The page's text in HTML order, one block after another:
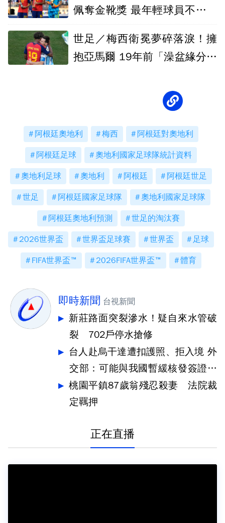
佩奪金靴獎 最年輕球員不是亞
世足／梅西衛冕夢碎落淚！擁
抱亞馬爾 19年前「澡盆緣分」
阿根廷奧地利 梅西 阿根廷對奧地利
阿根廷足球 奧地利國家足球隊統計資料
奧地利足球 奧地利 阿根廷 阿根廷世足
世足 阿根廷國家足球隊 奧地利國家足球隊
阿根廷奧地利預測 世足的淘汰賽
2026世界盃 世界盃足球賽 世界盃 足球
FIFA世界盃™ 2026FIFA世界盃™ 體育
即時新聞 台視新聞
新莊路面突裂滲水！疑自來水管破
裂 702戶停水搶修
台人赴烏干達遭扣護照、拒入境 外
交部：可能與我國暫緩核發簽證有
關
桃園平鎮87歲翁殘忍殺妻 法院裁
定羈押
正在直播